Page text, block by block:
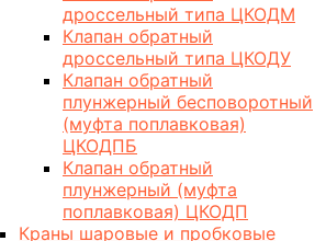
дроссельный типа ЦКОДМ
Клапан обратный
дроссельный типа ЦКОДУ
Клапан обратный
плунжерный бесповоротный
(муфта поплавковая)
ЦКОДПБ
Клапан обратный
плунжерный (муфта
поплавковая) ЦКОДП
Краны шаровые и пробковые